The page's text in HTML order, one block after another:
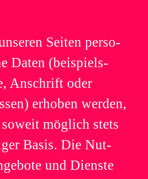
Sei­ten per­so­
Daten (bei­spiels­
Anschrift oder
erho­ben wer­den,
mög­lich stets
Basis. Die Nut­
und Dienste